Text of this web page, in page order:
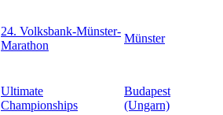
24. Volksbank-Münster-
Marathon
Münster
Ultimate
Championships
Budapest
(Ungarn)